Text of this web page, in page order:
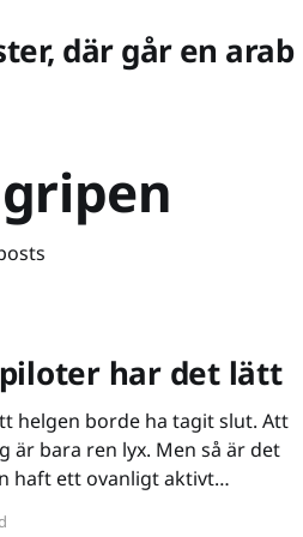
där går en arab
piloter har det lätt
helgen borde ha tagit slut. Att
är bara ren lyx. Men så är det
haft ett ovanligt aktivt